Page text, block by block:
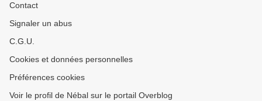
Contact
Signaler un abus
C.G.U.
Cookies et données personnelles
Préférences cookies
Voir le profil de Nébal sur le portail Overblog